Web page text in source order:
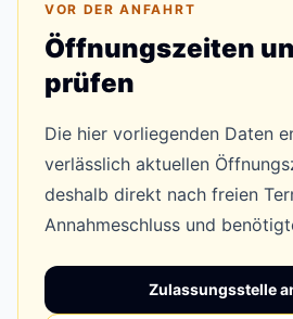
VOR DER ANFAHRT
Öffnungszeiten
prüfen
Die hier vorliegenden Daten
verlässlich aktuellen
deshalb direkt nach freien
Annahmeschluss und
Zulassungsstelle